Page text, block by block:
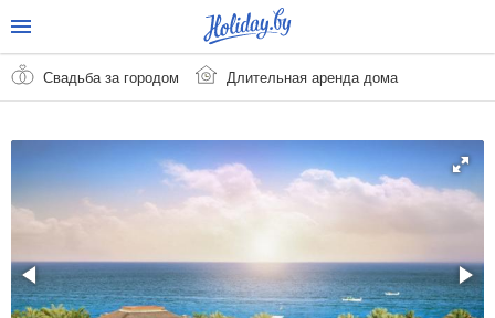
Свадьба за городом Длительная аренда дома